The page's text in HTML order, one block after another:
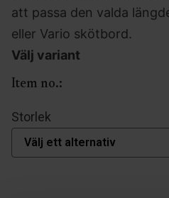
att passa den valda
eller Vario skötbord.
Välj variant
Item no.:
Storlek